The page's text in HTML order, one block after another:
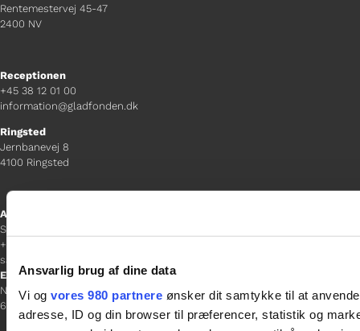
Ansvarlig brug af dine data
Vi og vores 980 partnere ønsker dit samtykke til at
adresse, ID og din browser til præferencer, statistik og
Rentemestervej 45-47
2400 NV
Receptionen
+45 38 12 01 00
information@gladfonden.dk
Ringsted
Jernbanevej 8
4100 Ringsted
Afdelingschef
Sacha Lohmann Weiss
+45 40 27 91 11
sacha.lw@gladfonden.dk
Esbjerg
Norgesgade 1, 2. sal
6700 Esbjerg